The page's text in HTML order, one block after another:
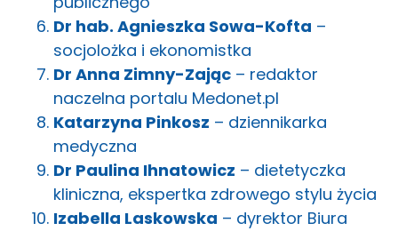
Dr hab. Agnieszka Sowa-Kofta –
socjolożka i ekonomistka
Dr Anna Zimny-Zając – redaktor
naczelna portalu Medonet.pl
Katarzyna Pinkosz – dziennikarka
medyczna
Dr Paulina Ihnatowicz – dietetyczka
kliniczna, ekspertka zdrowego stylu życia
Izabella Laskowska – dyrektor Biura